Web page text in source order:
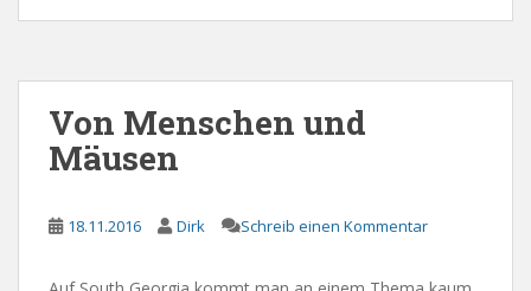
Von Menschen und
Mäusen
18.11.2016 Dirk Schreib einen Kommentar